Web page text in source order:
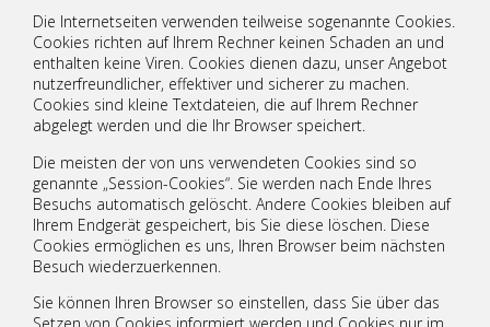
Die Internetseiten verwenden teilweise sogenannte Cookies.
Cookies richten auf Ihrem Rechner keinen Schaden an und
enthalten keine Viren. Cookies dienen dazu, unser Angebot
nutzerfreundlicher, effektiver und sicherer zu machen.
Cookies sind kleine Textdateien, die auf Ihrem Rechner
abgelegt werden und die Ihr Browser speichert.
Die meisten der von uns verwendeten Cookies sind so
genannte „Session-Cookies“. Sie werden nach Ende Ihres
Besuchs automatisch gelöscht. Andere Cookies bleiben auf
Ihrem Endgerät gespeichert, bis Sie diese löschen. Diese
Cookies ermöglichen es uns, Ihren Browser beim nächsten
Besuch wiederzuerkennen.
Sie können Ihren Browser so einstellen, dass Sie über das